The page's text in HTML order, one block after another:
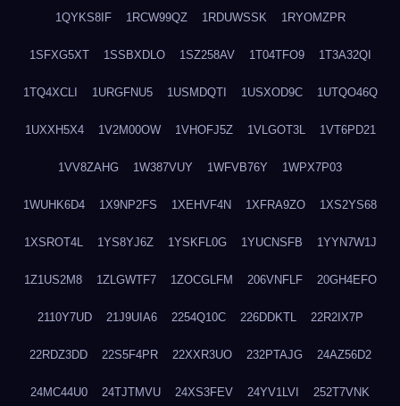
1QYKS8IF 1RCW99QZ 1RDUWSSK 1RYOMZPR
1SFXG5XT 1SSBXDLO 1SZ258AV 1T04TFO9 1T3A32QI
1TQ4XCLI 1URGFNU5 1USMDQTI 1USXOD9C 1UTQO46Q
1UXXH5X4 1V2M00OW 1VHOFJ5Z 1VLGOT3L 1VT6PD21
1VV8ZAHG 1W387VUY 1WFVB76Y 1WPX7P03
1WUHK6D4 1X9NP2FS 1XEHVF4N 1XFRA9ZO 1XS2YS68
1XSROT4L 1YS8YJ6Z 1YSKFL0G 1YUCNSFB 1YYN7W1J
1Z1US2M8 1ZLGWTF7 1ZOCGLFM 206VNFLF 20GH4EFO
2110Y7UD 21J9UIA6 2254Q10C 226DDKTL 22R2IX7P
22RDZ3DD 22S5F4PR 22XXR3UO 232PTAJG 24AZ56D2
24MC44U0 24TJTMVU 24XS3FEV 24YV1LVI 252T7VNK